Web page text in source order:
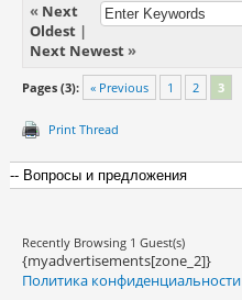
« Next
Oldest|
Next Newest»
Pages (3): « Previous 1 2 3
Print Thread
Recently Browsing 1 Guest(s)
{myadvertisements[zone_2]}
Политика конфиденциальности